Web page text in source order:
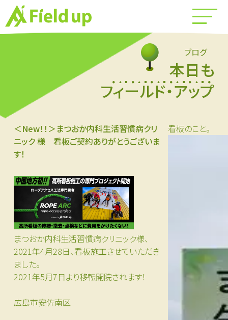
ブログ
本日も
フィールド・アップ
＜New！！＞まつおか内科生活習慣病クリ
ニック 様 看板ご契約ありがとうございま
す！
看板のこと。
まつおか内科生活習慣病クリニック様、
2021年4月28日、看板施工させていただき
ました。
2021年5月7日より移転開院されます！
広島市安佐南区